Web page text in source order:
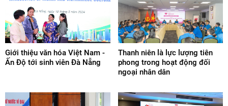
Giới thiệu văn hóa Việt Nam -
Ấn Độ tới sinh viên Đà Nẵng
Thanh niên là lực lượng tiên
phong trong hoạt động đối
ngoại nhân dân